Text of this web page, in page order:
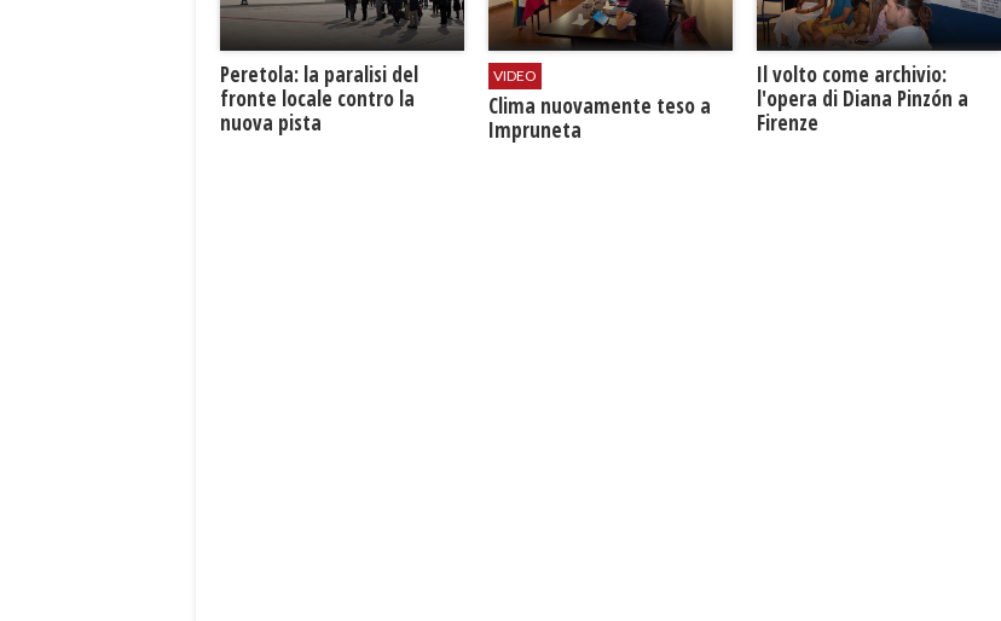
Peretola: la paralisi del
fronte locale contro la
nuova pista
VIDEO
​Clima nuovamente teso a
Impruneta
​Il volto come archivio:
l'opera di Diana Pinzón a
Firenze